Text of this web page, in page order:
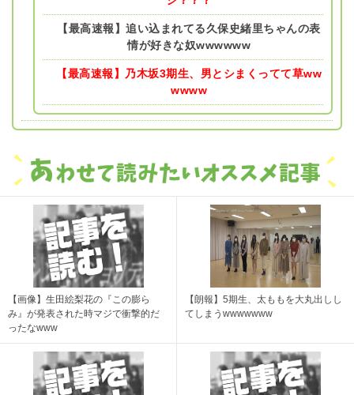
【最高速報】追い込まれてる久保史緒里ちゃんの表
情が好きな奴wwwwww
【最高速報】乃木坂3期生、男とシまくってて草ww
wwww
【画像】生田絵梨花の『この膨ら
み』が発表された時マジで衝撃的だ
ったなwww
【朗報】5期生、太ももを大丸出しし
てしまうwwwwwww